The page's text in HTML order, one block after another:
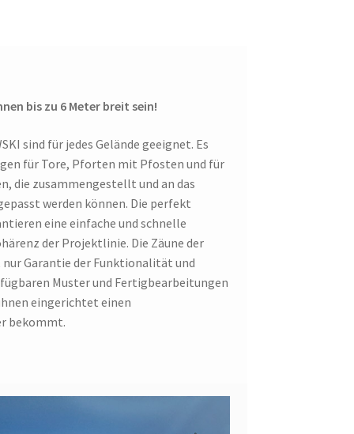
bis zu 6 Meter breit sein!
sind für jedes Gelände geeignet. Es
für Tore, Pforten mit Pfosten und für
die zusammengestellt und an das
werden können. Die perfekt
eine einfache und schnelle
der Projektlinie. Die Zäune der
nur Garantie der Funktionalität und
Muster und Fertigbearbeitungen
eingerichtet einen
bekommt.